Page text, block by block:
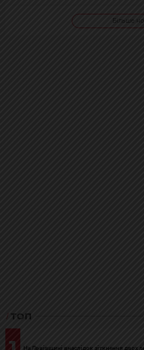
Більше
ТОП
На Львівщині внаслідок зіткнення двох